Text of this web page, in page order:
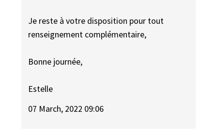
Je reste à votre disposition pour tout
renseignement complémentaire,
Bonne journée,
Estelle
07 March, 2022 09:06